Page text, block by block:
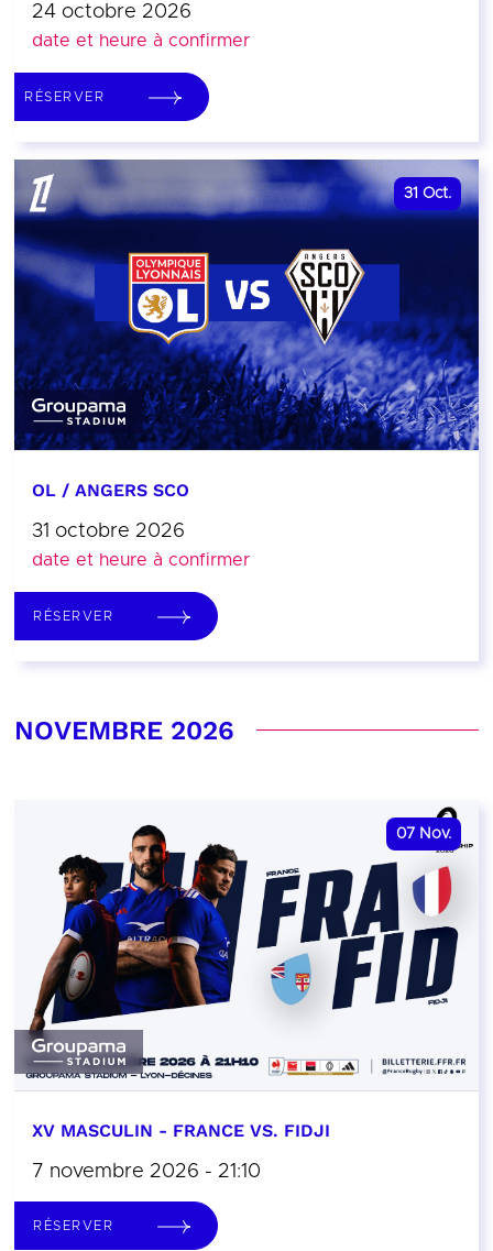
24 octobre 2026
date et heure à confirmer
RÉSERVER
31 Oct.
OL / ANGERS SCO
31 octobre 2026
date et heure à confirmer
RÉSERVER
NOVEMBRE 2026
07 Nov.
XV MASCULIN - FRANCE VS. FIDJI
7 novembre 2026 - 21:10
RÉSERVER